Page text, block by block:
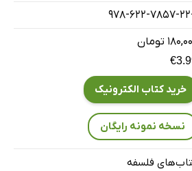
978-622-7857-
تومان
خرید کتاب الکترونیک
نسخه نمونه رایگان
فلسفه